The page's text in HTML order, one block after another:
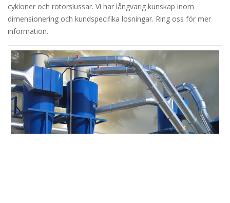
cykloner och rotorslussar. Vi har långvarig kunskap inom
dimensionering och kundspecifika lösningar. Ring oss för mer
information.